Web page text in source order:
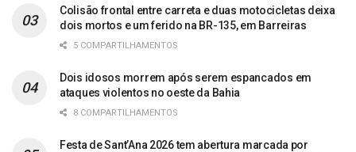
Colisão frontal entre carreta e duas motocicletas deixa
dois mortos e um ferido na BR-135, em Barreiras
5 COMPARTILHAMENTOS
Dois idosos morrem após serem espancados em
ataques violentos no oeste da Bahia
8 COMPARTILHAMENTOS
Festa de Sant’Ana 2026 tem abertura marcada por